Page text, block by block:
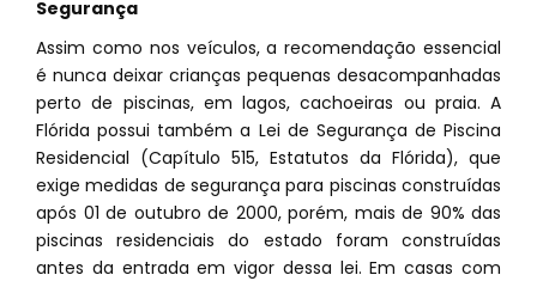
Segurança
Assim como nos veículos, a recomendação essencial
é nunca deixar crianças pequenas desacompanhadas
perto de piscinas, em lagos, cachoeiras ou praia. A
Flórida possui também a Lei de Segurança de Piscina
Residencial (Capítulo 515, Estatutos da Flórida), que
exige medidas de segurança para piscinas construídas
após 01 de outubro de 2000, porém, mais de 90% das
piscinas residenciais do estado foram construídas
antes da entrada em vigor dessa lei. Em casas com